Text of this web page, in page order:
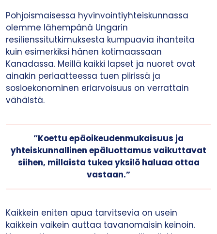
Pohjoismaisessa hyvinvointiyhteiskunnassa
olemme lähempänä Ungarin
resilienssitutkimuksesta kumpuavia ihanteita
kuin esimerkiksi hänen kotimaassaan
Kanadassa. Meillä kaikki lapset ja nuoret ovat
ainakin periaatteessa tuen piirissä ja
sosioekonominen eriarvoisuus on verrattain
vähäistä.
”Koettu epäoikeudenmukaisuus ja
yhteiskunnallinen epäluottamus vaikuttavat
siihen, millaista tukea yksilö haluaa ottaa
vastaan.”
Kaikkein eniten apua tarvitsevia on usein
kaikkein vaikein auttaa tavanomaisin keinoin.